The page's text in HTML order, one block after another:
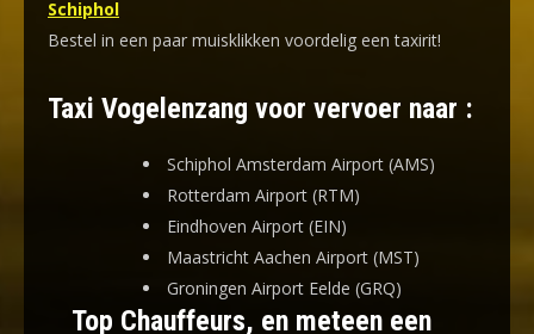
Schiphol
Bestel in een paar muisklikken voordelig een taxirit!
Taxi Vogelenzang voor vervoer naar :
Schiphol Amsterdam Airport (AMS)
Rotterdam Airport (RTM)
Eindhoven Airport (EIN)
Maastricht Aachen Airport (MST)
Groningen Airport Eelde (GRQ)
Top Chauffeurs, en meteen een